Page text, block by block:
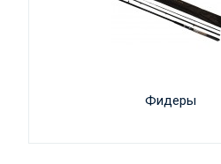
Фидеры